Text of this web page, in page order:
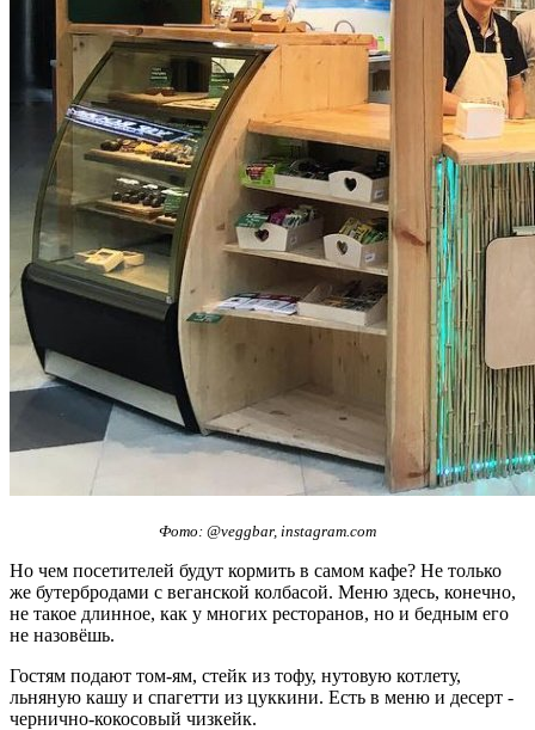
Фото: @veggbar, instagram.com
Но чем посетителей будут кормить в самом кафе? Не только
же бутербродами с веганской колбасой. Меню здесь, конечно,
не такое длинное, как у многих ресторанов, но и бедным его
не назовёшь.
Гостям подают том-ям, стейк из тофу, нутовую котлету,
льняную кашу и спагетти из цуккини. Есть в меню и десерт -
чернично-кокосовый чизкейк.